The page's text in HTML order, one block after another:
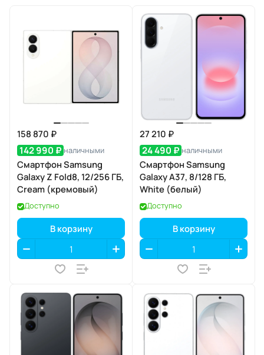
158 870 ₽
142 990 ₽ наличными
Смартфон Samsung
Galaxy Z Fold8, 12/256 ГБ,
Cream (кремовый)
Доступно
В корзину
27 210 ₽
24 490 ₽ наличными
Смартфон Samsung
Galaxy A37, 8/128 ГБ,
White (белый)
Доступно
В корзину